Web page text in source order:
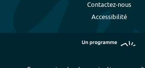
Contactez-nous
Accessibilité